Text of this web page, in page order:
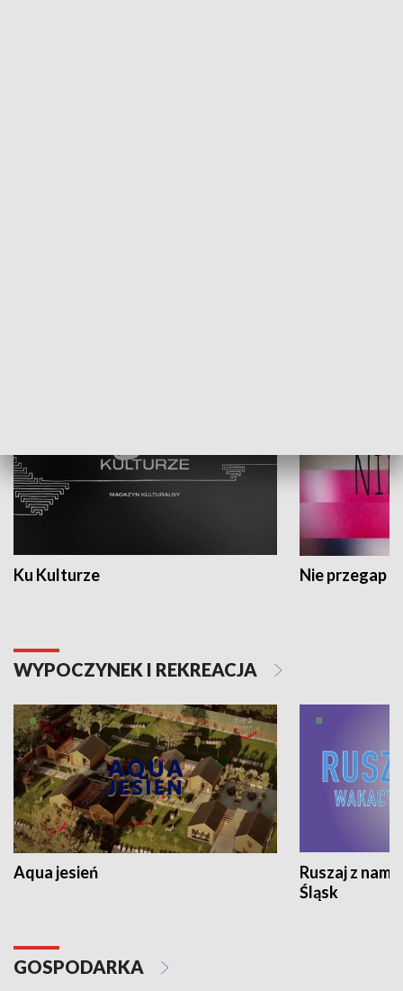
Ku Kulturze Nie przegap
WYPOCZYNEK I REKREACJA
Aqua jesień
Ruszaj z
Śląsk
GOSPODARKA